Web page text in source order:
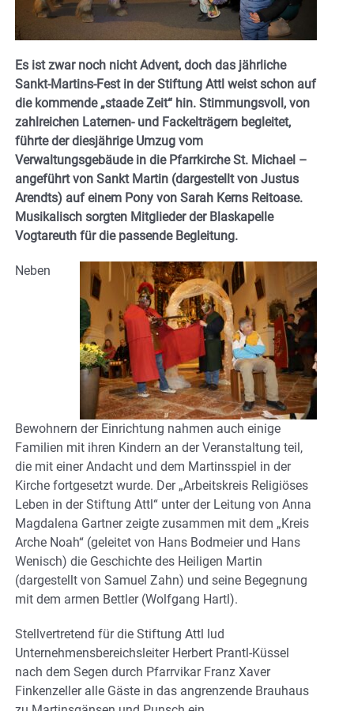
Es ist zwar noch nicht Advent, doch das jährliche
Sankt-Martins-Fest in der Stiftung Attl weist schon auf
die kommende „staade Zeit“ hin. Stimmungsvoll, von
zahlreichen Laternen- und Fackelträgern begleitet,
führte der diesjährige Umzug vom
Verwaltungsgebäude in die Pfarrkirche St. Michael –
angeführt von Sankt Martin (dargestellt von Justus
Arendts) auf einem Pony von Sarah Kerns Reitoase.
Musikalisch sorgten Mitglieder der Blaskapelle
Vogtareuth für die passende Begleitung.
Neben
Bewohnern der Einrichtung nahmen auch einige
Familien mit ihren Kindern an der Veranstaltung teil,
die mit einer Andacht und dem Martinsspiel in der
Kirche fortgesetzt wurde. Der „Arbeitskreis Religiöses
Leben in der Stiftung Attl“ unter der Leitung von Anna
Magdalena Gartner zeigte zusammen mit dem „Kreis
Arche Noah“ (geleitet von Hans Bodmeier und Hans
Wenisch) die Geschichte des Heiligen Martin
(dargestellt von Samuel Zahn) und seine Begegnung
mit dem armen Bettler (Wolfgang Hartl).
Stellvertretend für die Stiftung Attl lud
Unternehmensbereichsleiter Herbert Prantl-Küssel
nach dem Segen durch Pfarrvikar Franz Xaver
Finkenzeller alle Gäste in das angrenzende Brauhaus